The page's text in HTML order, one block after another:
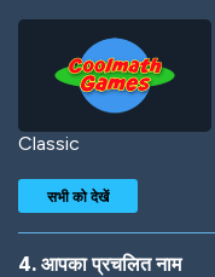
Classic
सभी को देखें
4. आपका प्रचलित नाम